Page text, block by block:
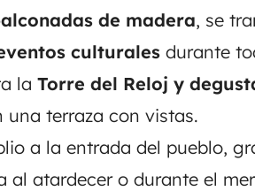
de madera, se
culturales durante
la Torre del Reloj y
una terraza con vistas.
a la entrada del pueblo,
al atardecer o durante el